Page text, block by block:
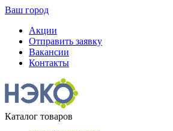
Ваш город
Акции
Отправить заявку
Вакансии
Контакты
Каталог товаров